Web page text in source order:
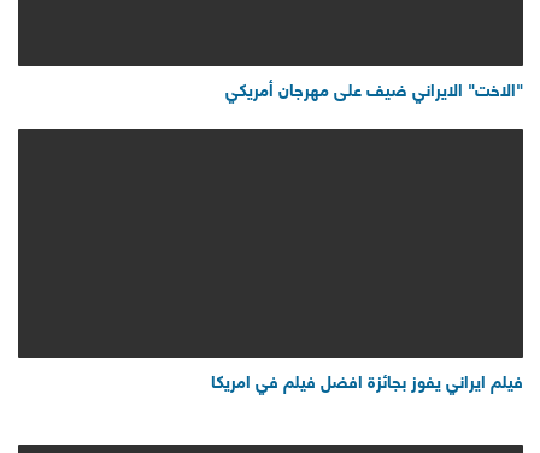
فيلم ايراني يفوز بجائزة افضل فيلم في امريكا
"الاخت" الايراني ضيف على مهرجان أمريكي